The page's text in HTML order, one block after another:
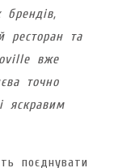
ресторан та
вже
точно
яскравим
поєднувати